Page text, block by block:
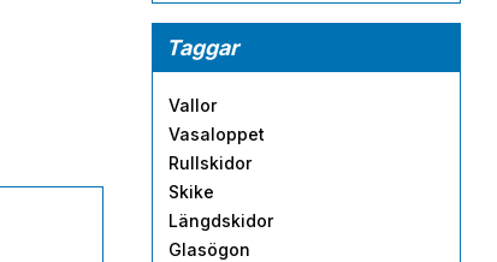
Taggar
Vallor
Vasaloppet
Rullskidor
Skike
Längdskidor
Glasögon